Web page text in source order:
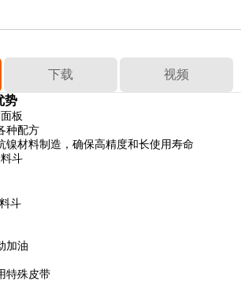
下载
视频
势
板
种配方
镍材料制造，确保高精度和长使用寿命
斗
斗
加油
特殊皮带